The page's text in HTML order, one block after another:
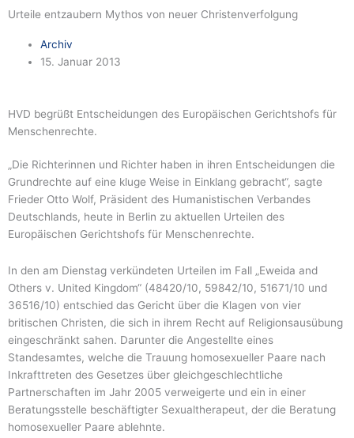
Urteile entzaubern Mythos von neuer Christenverfolgung
Archiv
15. Januar 2013
HVD begrüßt Entscheidungen des Europäischen Gerichtshofs für
Menschenrechte.
„Die Richterinnen und Richter haben in ihren Entscheidungen die
Grundrechte auf eine kluge Weise in Einklang gebracht“, sagte
Frieder Otto Wolf, Präsident des Humanistischen Verbandes
Deutschlands, heute in Berlin zu aktuellen Urteilen des
Europäischen Gerichtshofs für Menschenrechte.
In den am Dienstag verkündeten Urteilen im Fall „Eweida and
Others v. United Kingdom“ (48420/10, 59842/10, 51671/10 und
36516/10) entschied das Gericht über die Klagen von vier
britischen Christen, die sich in ihrem Recht auf Religionsausübung
eingeschränkt sahen. Darunter die Angestellte eines
Standesamtes, welche die Trauung homosexueller Paare nach
Inkrafttreten des Gesetzes über gleichgeschlechtliche
Partnerschaften im Jahr 2005 verweigerte und ein in einer
Beratungsstelle beschäftigter Sexualtherapeut, der die Beratung
homosexueller Paare ablehnte.